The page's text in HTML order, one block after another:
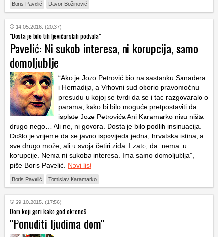
Boris Pavelić Davor Božinović
14.05.2016. (20:37)
"Dosta je bilo tih ljevičarskih podvala"
Pavelić: Ni sukob interesa, ni korupcija, samo
domoljublje
“Ako je Jozo Petrović bio na sastanku Sanadera
i Hernadija, a Vrhovni sud oborio pravomoćnu
presudu u kojoj se tvrdi da se i tad razgovaralo o
parama, kako bi bilo moguće pretpostaviti da
isplate Joze Petrovića Ani Karamarko nisu ništa
drugo nego… Ali ne, ni govora. Dosta je bilo podlih insinuacija.
Došlo je vrijeme da se javno ispovijeda jedna, hrvatska istina, a
sve drugo može, ali u svoja četiri zida. I zato, da: nema tu
korupcije. Nema ni sukoba interesa. Ima samo domoljublja”,
piše Boris Pavelić. Novi list
Boris Pavelić Tomislav Karamarko
29.10.2015. (17:56)
Dom koji gori kako god okreneš
"Ponuditi ljudima dom"